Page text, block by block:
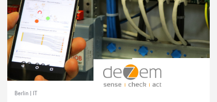
Berlin | IT